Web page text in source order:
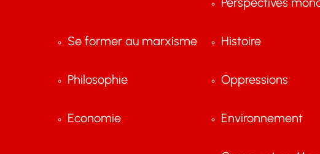
Se former au marxisme
Philosophie
Economie
Histoire
Oppressions
Environnement